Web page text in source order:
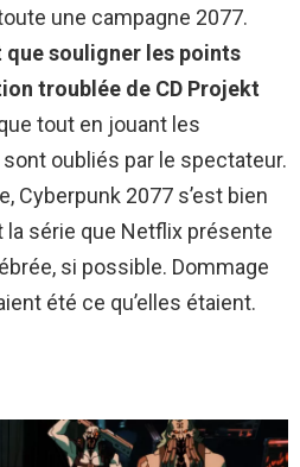
une campagne 2077.
souligner les points
troublée de CD Projekt
tout en jouant les
oubliés par le spectateur.
Cyberpunk 2077 s’est bien
série que Netflix présente
si possible. Dommage
été ce qu’elles étaient.